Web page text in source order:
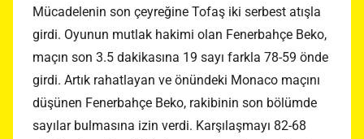
Mücadelenin son çeyreğine Tofaş iki serbest atışla
girdi. Oyunun mutlak hakimi olan Fenerbahçe Beko,
maçın son 3.5 dakikasına 19 sayı farkla 78-59 önde
girdi. Artık rahatlayan ve önündeki Monaco maçını
düşünen Fenerbahçe Beko, rakibinin son bölümde
sayılar bulmasına izin verdi. Karşılaşmayı 82-68